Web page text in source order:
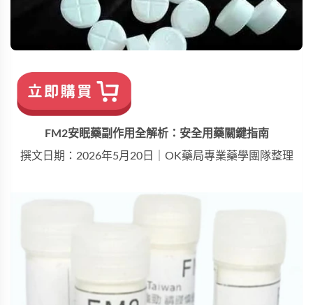
FM2安眠藥副作用全解析：安全用藥關鍵指南
撰文日期：2026年5月20日｜OK藥局專業藥學團隊整理